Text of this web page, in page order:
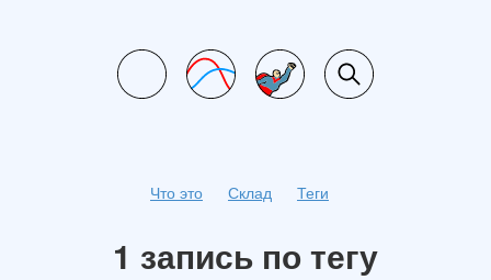
Что это Склад Теги
1 запись по тегу